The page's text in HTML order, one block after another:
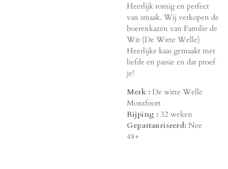
Heerlijk romig en perfect
van smaak. Wij verkopen de
boerenkazen van Familie de
Wit (De Witte Welle)
Heerlijke kaas gemaakt met
liefde en passie en dat proef
je!
Merk : De witte Welle
Montfoort
Rijping : 32 weken
Gepastauriseerd: Nee
48+